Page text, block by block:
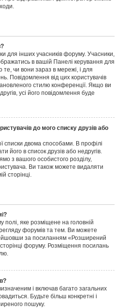
для інших учасників форуму. Учасники,
в вашій Панелі керування для
те, чи вони зараз в мережі, і для
Повідомлення від цих користувачів
стилю конференції. Якщо ви
усі його повідомлення буде
до мого списку друзів або
списки двома способами. В профілі
його в список друзів або недругів.
з вашого особистого розділу,
Ви також можете видаляти
сторінці.
полі, яке розміщене на головній
форумів та тем. Ви можете
за посиланням «Розширений
форуму. Розміщення посилань
і включав багато загальних
Будьте більш конкретні і
пошуку.